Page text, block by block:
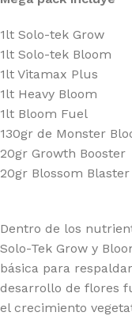
1lt Solo-tek Grow
1lt Solo-tek Bloom
1lt Vitamax Plus
1lt Heavy Bloom
1lt Bloom Fuel
130gr de Monster
20gr Growth Booster
20gr Blossom Blaster
Dentro de los
Solo-Tek Grow y
básica para
desarrollo de flores
el crecimiento